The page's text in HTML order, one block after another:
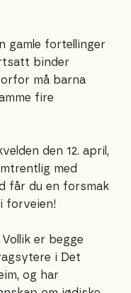
gamle fortellinger
binder
må barna
fire
den 12. april,
med
får du en forsmak
forveien!
er begge
i Det
og har